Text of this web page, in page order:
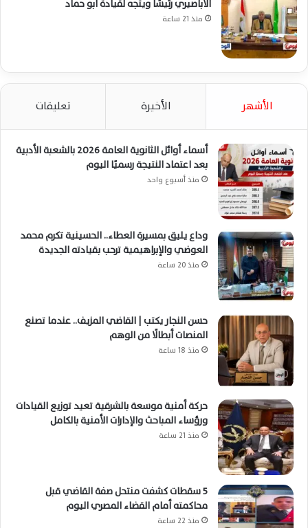
الأباصيري رئيسًا ويتجه لقيادة أبو حماد
منذ 21 ساعة
الأشهر الأخيرة تعليقات
أسماء أوائل الثانوية العامة 2026 بالشعبة الأدبية
بعد اعتماد النتيجة رسميًا اليوم
منذ أسبوع واحد
وداع يليق بمسيرة العطاء.. الحسينية تكرم محمد
العوضي والإبراهيمية ترحب بقيادته الجديدة
منذ 20 ساعة
حسن النجار يكتب | القاضي المزيف.. عندما تصنع
المنصات أبطالًا من الوهم
منذ 18 ساعة
حركة أمنية موسعة بالشرقية تعيد توزيع القيادات
ورؤساء المباحث والإدارات الأمنية بالكامل
منذ 21 ساعة
5 سقطات كشفت منتحل صفة القاضي قبل
محاكمته أمام القضاء المصري اليوم
منذ 22 ساعة